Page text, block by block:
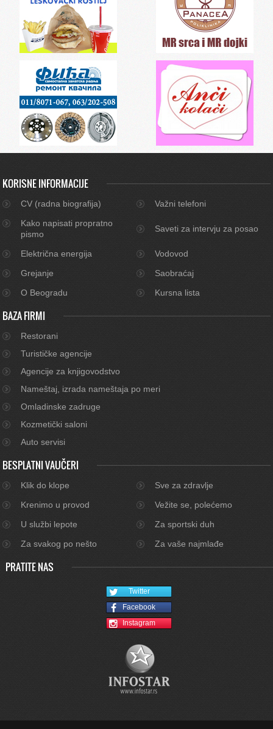
KORISNE INFORMACIJE
CV (radna biografija)
Važni telefoni
Kako napisati propratno
pismo
Saveti za intervju za posao
Električna energija
Vodovod
Grejanje
Saobraćaj
O Beogradu
Kursna lista
BAZA FIRMI
Restorani
Turističke agencije
Agencije za knjigovodstvo
Nameštaj, izrada nameštaja po meri
Omladinske zadruge
Kozmetički saloni
Auto servisi
BESPLATNI VAUČERI
Klik do klope
Sve za zdravlje
Krenimo u provod
Vežite se, polećemo
U službi lepote
Za sportski duh
Za svakog po nešto
Za vaše najmlađe
PRATITE NAS
Twitter
Facebook
Instagram